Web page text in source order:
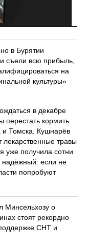
в Бурятии
съели всю прибыль,
на
культуры»
в декабре
перестать кормить
и Томска. Кушнарёв
лекарственные травы
уже получила сотни
надёжный: если не
попробуют
Минсельхозу о
стоят рекордно
СНТ и